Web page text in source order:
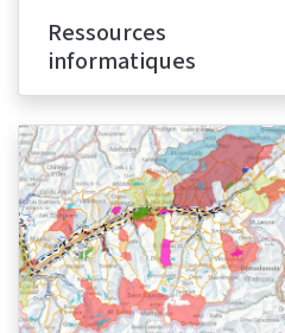
Ressources
informatiques